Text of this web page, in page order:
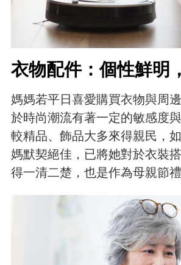
衣物配件：個性鮮明
媽媽若平日喜愛購買衣物與周
於時尚潮流有著一定的敏感度
較精品、飾品大多來得親民，
媽默契絕佳，已將她對於衣裝
得一清二楚，也是作為母親節禮